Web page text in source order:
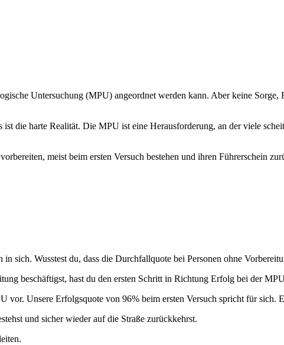
Untersuchung (MPU) angeordnet werden kann. Aber keine Sorge,
die harte Realität. Die MPU ist eine Herausforderung, an der viele
meist beim ersten Versuch bestehen und ihren Führerschein
sich. Wusstest du, dass die Durchfallquote bei Personen ohne
beschäftigst, hast du den ersten Schritt in Richtung Erfolg bei der
Unsere Erfolgsquote von 96% beim ersten Versuch spricht für sich.
und sicher wieder auf die Straße zurückkehrst.